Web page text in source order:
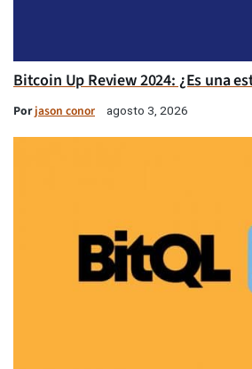
Bitcoin Up Review 2024: ¿Es una
Porjason conor agosto 3, 2026